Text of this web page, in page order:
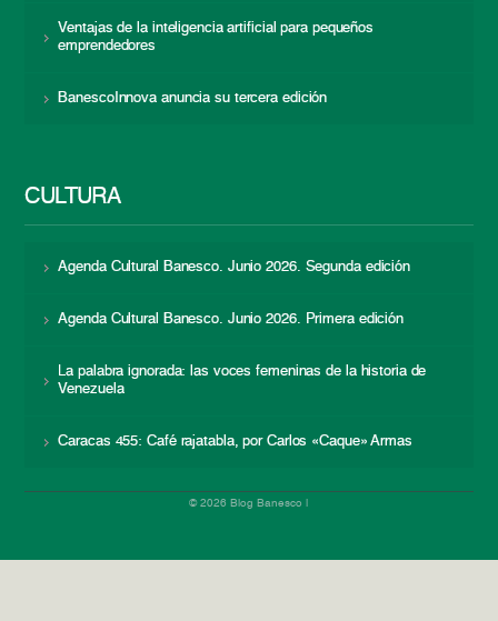
Ventajas de la inteligencia artificial para pequeños
emprendedores
BanescoInnova anuncia su tercera edición
CULTURA
Agenda Cultural Banesco. Junio 2026. Segunda edición
Agenda Cultural Banesco. Junio 2026. Primera edición
La palabra ignorada: las voces femeninas de la historia de
Venezuela
Caracas 455: Café rajatabla, por Carlos «Caque» Armas
© 2026 Blog Banesco |